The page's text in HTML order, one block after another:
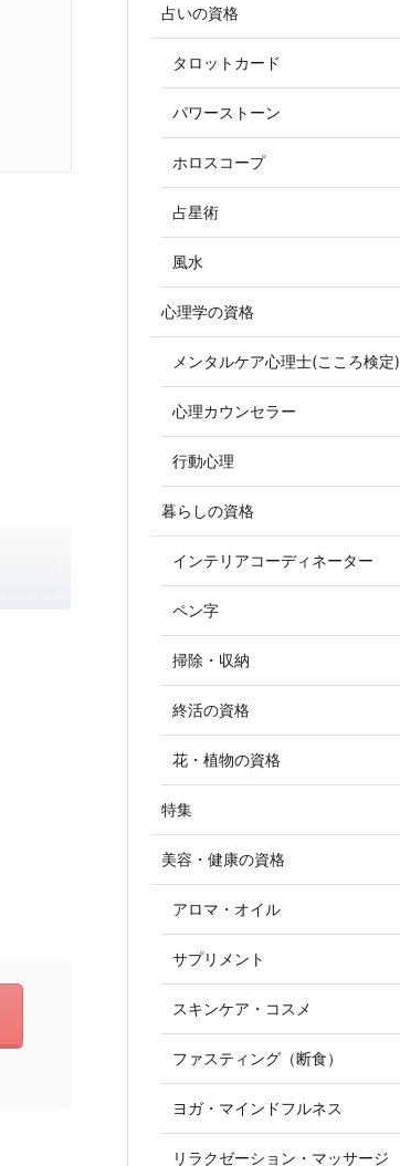
占いの資格
タロットカード
パワーストーン
ホロスコープ
占星術
風水
心理学の資格
メンタルケア心理士(こころ検定)
心理カウンセラー
行動心理
暮らしの資格
インテリアコーディネーター
ペン字
掃除・収納
終活の資格
花・植物の資格
特集
美容・健康の資格
アロマ・オイル
サプリメント
スキンケア・コスメ
ファスティング（断食）
ヨガ・マインドフルネス
リラクゼーション・マッサージ